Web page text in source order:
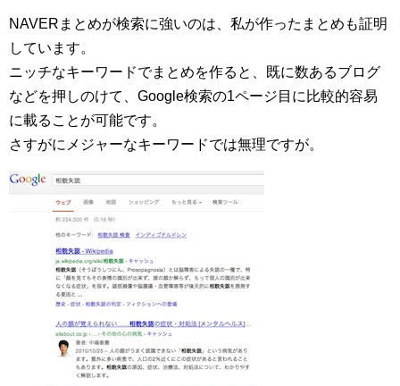
NAVERまとめが検索に強いのは、私が作ったまとめも証明
しています。
ニッチなキーワードでまとめを作ると、既に数あるブログ
などを押しのけて、Google検索の1ページ目に比較的容易
に載ることが可能です。
さすがにメジャーなキーワードでは無理ですが。